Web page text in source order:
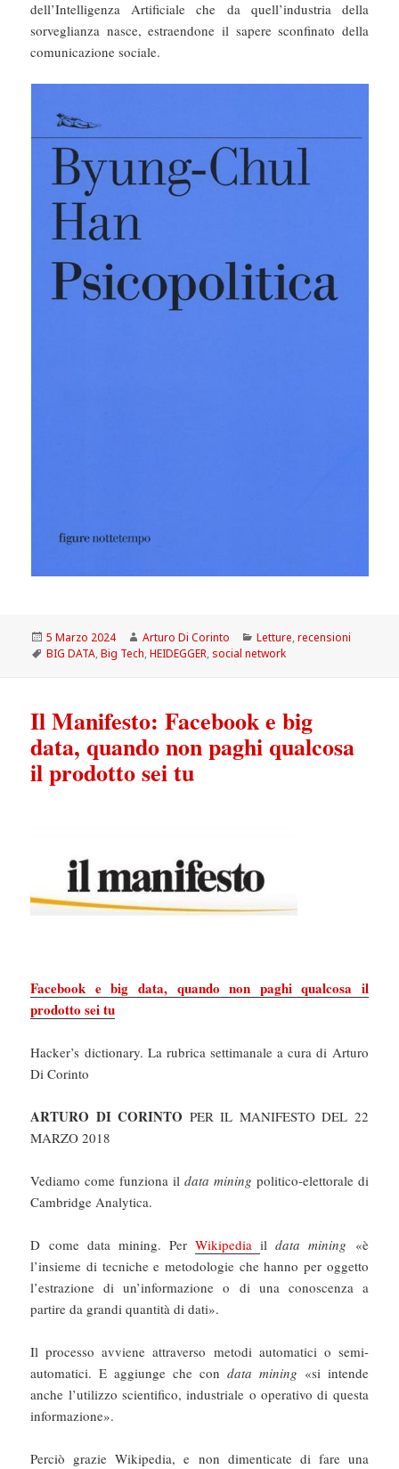
dell’Intelligenza Artificiale che da quell’industria della
sorveglianza nasce, estraendone il sapere sconfinato della
comunicazione sociale.
Scritto
il
5 Marzo 2024 Autore
Arturo Di Corinto Categorie
Letture,recensioni
Tag
BIG DATA,Big Tech,HEIDEGGER, social network
Il Manifesto: Facebook e big
data, quando non paghi qualcosa
il prodotto sei tu
Facebook e big data, quando non paghi qualcosa il
prodotto sei tu
Hacker’s dictionary. La rubrica settimanale a cura di Arturo
Di Corinto
ARTURO DI CORINTO PER IL MANIFESTO DEL 22
MARZO 2018
Vediamo come funziona il data mining politico-elettorale di
Cambridge Analytica.
D come data mining. PerWikipediaildata mining «è
l’insieme di tecniche e metodologie che hanno per oggetto
l’estrazione di un’informazione o di una conoscenza a
partire da grandi quantità di dati».
Il processo avviene attraverso metodi automatici o semi-
automatici. E aggiunge che con data mining «si intende
anche l’utilizzo scientifico, industriale o operativo di questa
informazione».
Perciò grazie Wikipedia, e non dimenticate di fare una